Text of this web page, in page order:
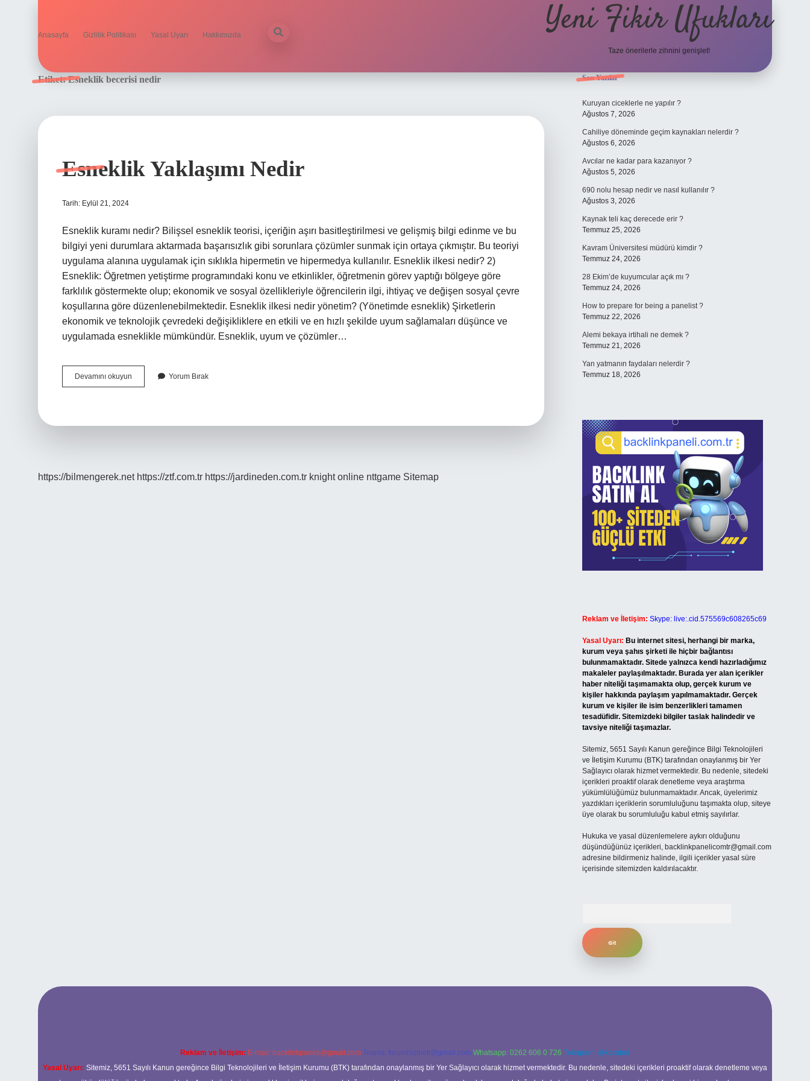
Anasayfa Gizlilik Politikası Yasal Uyarı Hakkımızda Yeni Fikir Ufukları
Taze önerilerle zihnini genişlet!
Etiket:Esneklik becerisi nedir
Esneklik Yaklaşımı Nedir
Tarih: Eylül 21, 2024
Esneklik kuramı nedir? Bilişsel esneklik teorisi, içeriğin aşırı basitleştirilmesi ve gelişmiş bilgi edinme ve bu
bilgiyi yeni durumlara aktarmada başarısızlık gibi sorunlara çözümler sunmak için ortaya çıkmıştır. Bu teoriyi
uygulama alanına uygulamak için sıklıkla hipermetin ve hipermedya kullanılır. Esneklik ilkesi nedir? 2)
Esneklik: Öğretmen yetiştirme programındaki konu ve etkinlikler, öğretmenin görev yaptığı bölgeye göre
farklılık göstermekte olup; ekonomik ve sosyal özellikleriyle öğrencilerin ilgi, ihtiyaç ve değişen sosyal çevre
koşullarına göre düzenlenebilmektedir. Esneklik ilkesi nedir yönetim? (Yönetimde esneklik) Şirketlerin
ekonomik ve teknolojik çevredeki değişikliklere en etkili ve en hızlı şekilde uyum sağlamaları düşünce ve
uygulamada esneklikle mümkündür. Esneklik, uyum ve çözümler…
Devamını okuyun Esneklik
Yaklaşımı
Yorum Bırak
https://bilmengerek.net https://ztf.com.tr https://jardineden.com.tr knight online nttgame Sitemap
Sidebar
Son Yazılar
Kuruyan ciceklerle ne yapılır ?
Ağustos 7, 2026
Cahiliye döneminde geçim kaynakları nelerdir ?
Ağustos 6, 2026
Avcılar ne kadar para kazanıyor ?
Ağustos 5, 2026
690 nolu hesap nedir ve nasıl kullanılır ?
Ağustos 3, 2026
Kaynak teli kaç derecede erir ?
Temmuz 25, 2026
Kavram Üniversitesi müdürü kimdir ?
Temmuz 24, 2026
28 Ekim’de kuyumcular açık mı ?
Temmuz 24, 2026
How to prepare for being a panelist ?
Temmuz 22, 2026
Alemi bekaya irtihali ne demek ?
Temmuz 21, 2026
Yan yatmanın faydaları nelerdir ?
Temmuz 18, 2026
Reklam ve İletişim: Skype: live:.cid.575569c608265c69
Yasal Uyarı: Bu internet sitesi, herhangi bir marka,
kurum veya şahıs şirketi ile hiçbir bağlantısı
bulunmamaktadır. Sitede yalnızca kendi hazırladığımız
makaleler paylaşılmaktadır. Burada yer alan içerikler
haber niteliği taşımamakta olup, gerçek kurum ve
kişiler hakkında paylaşım yapılmamaktadır. Gerçek
kurum ve kişiler ile isim benzerlikleri tamamen
tesadüfidir. Sitemizdeki bilgiler taslak halindedir ve
tavsiye niteliği taşımazlar.
Sitemiz, 5651 Sayılı Kanun gereğince Bilgi Teknolojileri
ve İletişim Kurumu (BTK) tarafından onaylanmış bir Yer
Sağlayıcı olarak hizmet vermektedir. Bu nedenle, sitedeki
içerikleri proaktif olarak denetleme veya araştırma
yükümlülüğümüz bulunmamaktadır. Ancak, üyelerimiz
yazdıkları içeriklerin sorumluluğunu taşımakta olup, siteye
üye olarak bu sorumluluğu kabul etmiş sayılırlar.
Hukuka ve yasal düzenlemelere aykırı olduğunu
düşündüğünüz içerikleri, backlinkpanelicomtr@gmail.com
adresine bildirmeniz halinde, ilgili içerikler yasal süre
içerisinde sitemizden kaldırılacaktır.
Reklam ve İletişim: E-mail: backlinkpaneli@gmail.com Teams: forumhizmeti@gmail.com Whatsapp: 0262 606 0 726 Telegram: @karabul
Yasal Uyarı: Sitemiz, 5651 Sayılı Kanun gereğince Bilgi Teknolojileri ve İletişim Kurumu (BTK) tarafından onaylanmış bir Yer Sağlayıcı olarak hizmet vermektedir. Bu nedenle, sitedeki içerikleri proaktif olarak denetleme veya